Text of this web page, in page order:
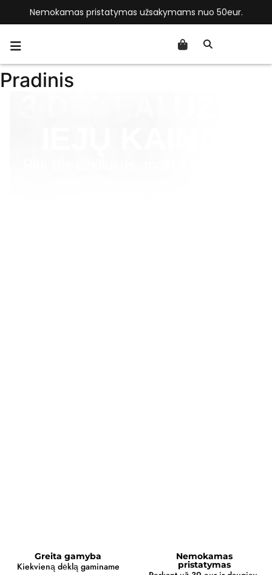
Nemokamas pristatymas užsakymams nuo 50eur.
Pradinis
Greita gamyba
Kiekvieną dėklą gaminame
Nemokamas
pristatymas